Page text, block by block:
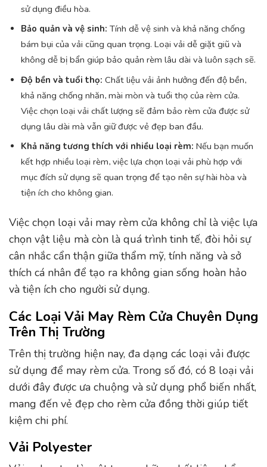
sử dụng điều hòa.
Bảo quản và vệ sinh: Tính dễ vệ sinh và khả năng chống
bám bụi của vải cũng quan trọng. Loại vải dễ giặt giũ và
không dễ bị bẩn giúp bảo quản rèm lâu dài và luôn sạch sẽ.
Độ bền và tuổi thọ: Chất liệu vải ảnh hưởng đến độ bền,
khả năng chống nhăn, mài mòn và tuổi thọ của rèm cửa.
Việc chọn loại vải chất lượng sẽ đảm bảo rèm cửa được sử
dụng lâu dài mà vẫn giữ được vẻ đẹp ban đầu.
Khả năng tương thích với nhiều loại rèm: Nếu bạn muốn
kết hợp nhiều loại rèm, việc lựa chọn loại vải phù hợp với
mục đích sử dụng sẽ quan trọng để tạo nên sự hài hòa và
tiện ích cho không gian.
Việc chọn loại vải may rèm cửa không chỉ là việc lựa
chọn vật liệu mà còn là quá trình tinh tế, đòi hỏi sự
cân nhắc cẩn thận giữa thẩm mỹ, tính năng và sở
thích cá nhân để tạo ra không gian sống hoàn hảo
và tiện ích cho người sử dụng.
Các Loại Vải May Rèm Cửa Chuyên Dụng
Trên Thị Trường
Trên thị trường hiện nay, đa dạng các loại vải được
sử dụng để may rèm cửa. Trong số đó, có 8 loại vải
dưới đây được ưa chuộng và sử dụng phổ biến nhất,
mang đến vẻ đẹp cho rèm cửa đồng thời giúp tiết
kiệm chi phí.
Vải Polyester